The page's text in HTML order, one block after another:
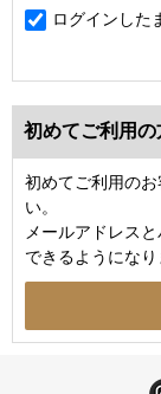
ログインした
初めてご利用
初めてご利用の
い。
メールアドレス
できるようになり